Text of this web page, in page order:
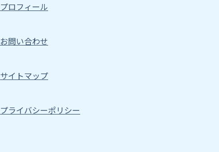
プロフィール
お問い合わせ
サイトマップ
プライバシーポリシー